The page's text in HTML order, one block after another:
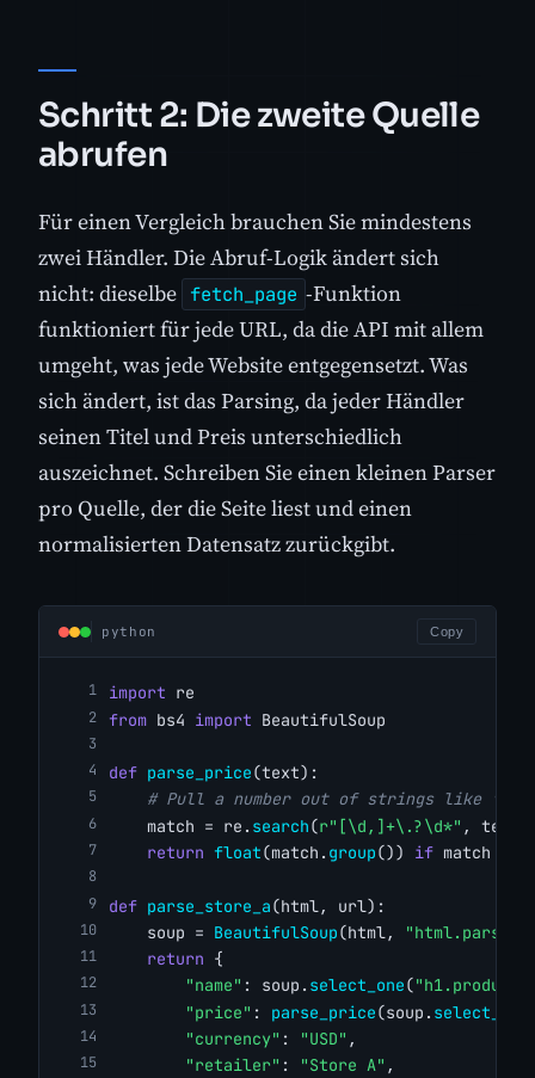
Schritt 2: Die zweite Quelle
abrufen
Für einen Vergleich brauchen Sie mindestens
zwei Händler. Die Abruf-Logik ändert sich
nicht: dieselbe fetch_page -Funktion
funktioniert für jede URL, da die API mit allem
umgeht, was jede Website entgegensetzt. Was
sich ändert, ist das Parsing, da jeder Händler
seinen Titel und Preis unterschiedlich
auszeichnet. Schreiben Sie einen kleinen Parser
pro Quelle, der die Seite liest und einen
normalisierten Datensatz zurückgibt.
python Copy
import re
from bs4 import BeautifulSoup
def parse_price(text):
# Pull a number out of strings like
    match = re.
search(r"[\d,]+\.?\d*" , text.
return float(match. group()) if match
def parse_store_a(html, url):
    soup =
BeautifulSoup(html, "html.parser"
return {
"name" : soup. select_one(
"price" : parse_price(soup. select_one
"currency" : "USD" ,
"retailer" : "Store A" ,